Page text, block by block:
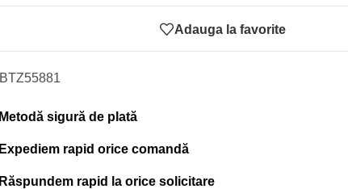
Adauga la favorite
BTZ55881
Metodă sigură de plată
Expediem rapid orice comandă
Răspundem rapid la orice solicitare